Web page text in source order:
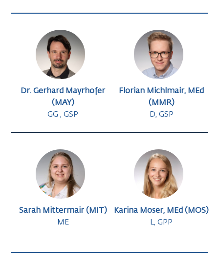
Dr. Gerhard Mayrhofer
(MAY)
GG , GSP
Florian Michlmair, MEd
(MMR)
D, GSP
Sarah Mittermair (MIT)
ME
Karina Moser, MEd (MOS)
L, GPP